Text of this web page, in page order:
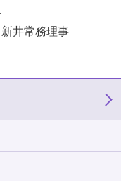
井常務理事